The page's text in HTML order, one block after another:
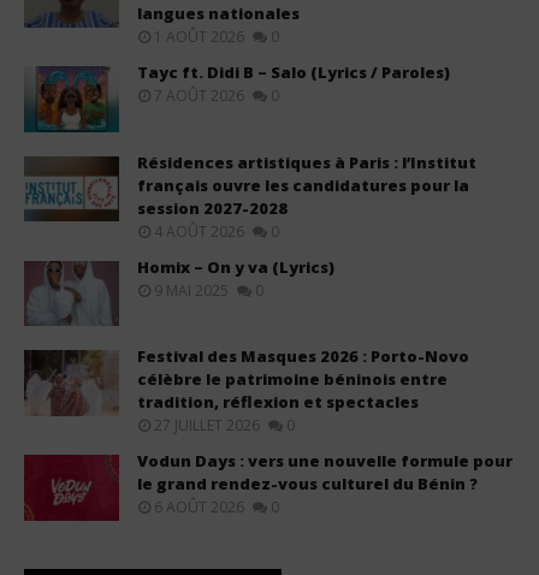
langues nationales
1 AOÛT 2026 0
Tayc ft. Didi B – Salo (Lyrics / Paroles)
7 AOÛT 2026 0
Résidences artistiques à Paris : l’Institut
français ouvre les candidatures pour la
session 2027-2028
4 AOÛT 2026 0
Homix – On y va (Lyrics)
9 MAI 2025 0
Festival des Masques 2026 : Porto-Novo
célèbre le patrimoine béninois entre
tradition, réflexion et spectacles
27 JUILLET 2026 0
Vodun Days : vers une nouvelle formule pour
le grand rendez-vous culturel du Bénin ?
6 AOÛT 2026 0